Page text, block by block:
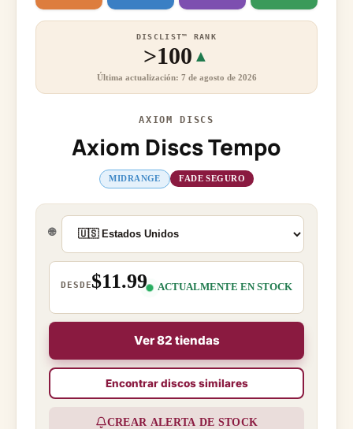
DISCLIST™ RANK
>100 ▲
Última actualización: 7 de agosto de 2026
AXIOM DISCS
Axiom Discs Tempo
MIDRANGE FADE SEGURO
🌐
DESDE$11.99 ACTUALMENTE EN STOCK
Ver 82 tiendas
Encontrar discos similares
CREAR ALERTA DE STOCK